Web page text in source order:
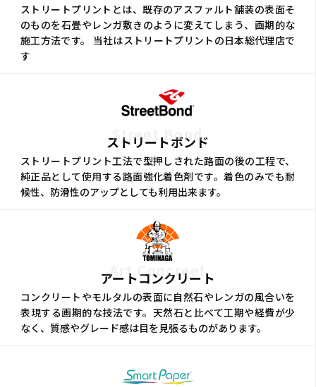
ストリートプリントとは、既存のアスファルト舗装の表面そ
のものを石畳やレンガ敷きのように変えてしまう、画期的な
施工方法です。 当社はストリートプリントの日本総代理店で
す
Street Bond
ストリートボンド
ストリートプリント工法で型押しされた路面の後の工程で、
純正品として使用する路面強化着色剤です。着色のみでも耐
候性、防滑性のアップとしても利用出来ます。
Art Concreet
アートコンクリート
コンクリートやモルタルの表面に自然石やレンガの風合いを
表現する画期的な技法です。天然石と比べて工期や経費が少
なく、質感やグレード感は目を見張るものがあります。